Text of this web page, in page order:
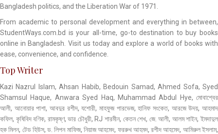
Bangladesh politics, and the Liberation War of 1971.
From academic to personal development and everything in between,
StudentWays.com.bd is your all-time, go-to destination to buy books
online in Bangladesh. Visit us today and explore a world of books with
ease, convenience, and confidence.
Top Writer
Kazi Nazrul Islam, Ahsan Habib, Bedouin Samad, Ahmed Sofa, Syed
Shamsul Haque, Anwara Syed Haq, Muhammad Abdul Hye, মোবাশ্বের
আলী, আনোয়ার পাশা, আবদুর রশীদ, যশোরী, মাহফুজ পারভেজ, হানিফ সংকেত, আরজে উদয়, আহমাদ
কফিল, কৃষিবিদ বণিক, রামকৃষ্ণ, ভার চৌধুরী, RJ শারমীন, কেতন শেখ, জে. আলী, আলম শাইন, ইমদাদুল
হক মিলন, টেড হিউস, ড. লিপন মাফিজ, নিয়াজ আহমেদ, ফররুখ আহমদ, রশীদ আহমেদ, আমিরুল ইসলাম,